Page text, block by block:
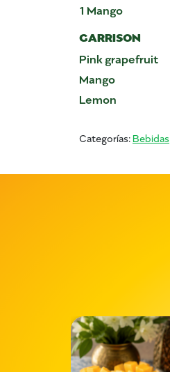
1 Mango
GARRISON
Pink grapefruit
Mango
Lemon
Categorías:Bebidas
Like This Recipe